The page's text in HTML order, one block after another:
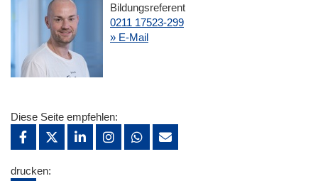
Bildungsreferent
0211 17523-299
» E-Mail
Diese Seite empfehlen:
drucken: